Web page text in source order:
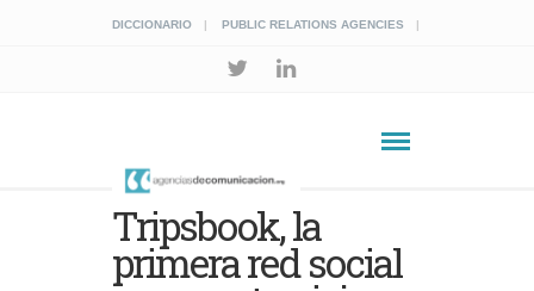
DICCIONARIO PUBLIC RELATIONS AGENCIES
Tripsbook, la
primera red social